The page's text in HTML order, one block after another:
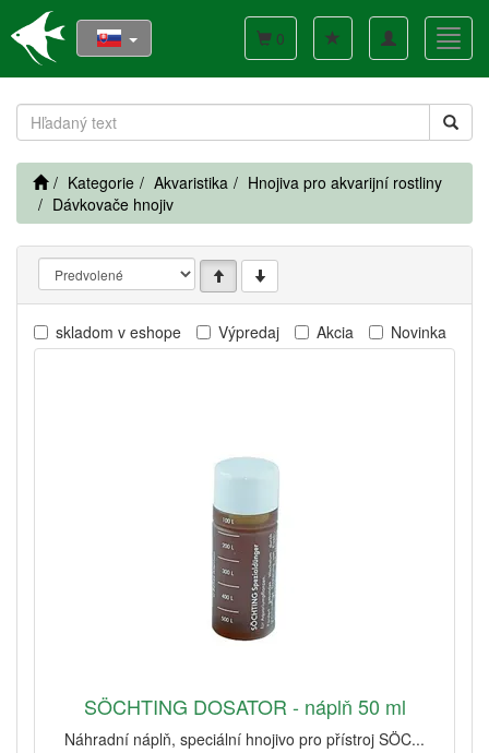
Toggle
navigation
0
Kategorie Akvaristika
Hnojiva pro akvarijní rostliny
Dávkovače hnojiv
skladom v eshope Výpredaj Akcia Novinka
SÖCHTING DOSATOR - náplň 50 ml
Náhradní náplň, speciální hnojivo pro přístroj SÖC...